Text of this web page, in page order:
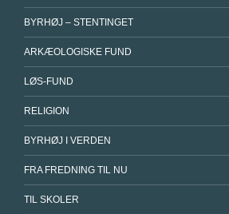
BYRHØJ – STENTINGET
ARKÆOLOGISKE FUND
LØS-FUND
RELIGION
BYRHØJ I VERDEN
FRA FREDNING TIL NU
TIL SKOLER